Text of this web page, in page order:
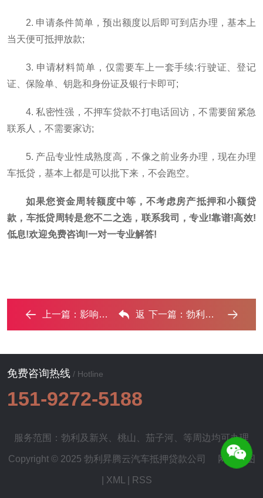
2. 申请条件简单，预出额度以后即可到店办理，基本上
当天便可抵押放款;
3. 申请材料简单，仅需要车上一套手续:行驶证、登记
证、保险单、钥匙和身份证及银行卡即可;
4. 私密性强，不押车贷款不打电话回访，不需要留紧急
联系人，不需要家访;
5. 产品专业性成熟度高，不像之前业务办理，现在办理
车抵贷，基本上都是可以批下来，不会跑空。
如果您资金周转额度中等，不考虑房产抵押和小额贷
款，车抵贷周转是您不二之选，联系我司，专业!靠谱!高效!
低息!欢迎免费咨询!一对一专业解答!
上一篇： 影响汽车抵押贷款额度的因素有哪些?‌ 返 下一篇：勃利汽车抵押贷款利息一般是多少？‌
免费咨询热线 / Hotline
151-9272-5188
服务范围：勃利及 新兴 桃山 茄子河 、等周边均可办理
Copyright © 2025 勃利昇腾云汽车抵押贷款公司 网站地图
XML RSS